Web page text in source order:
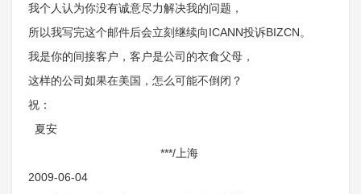
我个人认为你没有诚意尽力解决我的问题，
所以我写完这个邮件后会立刻继续向ICANN投诉BIZCN。
我是你的间接客户，客户是公司的衣食父母，
这样的公司如果在美国，怎么可能不倒闭？
祝：
夏安
***/上海
2009-06-04